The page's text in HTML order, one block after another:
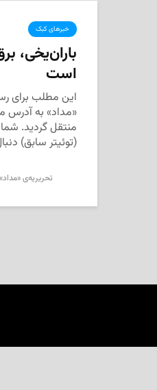
خبرهای کبک
است
این مطلب برای
«مداد» به
(توئیتر سابق)
تحریریه‌ی «مداد»